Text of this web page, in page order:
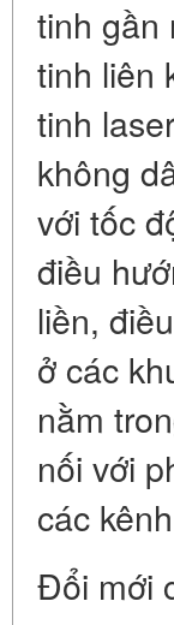
tinh gần
tinh liên
tinh
không
với tốc
điều
liền,
ở các
nằm
nối với
các
Đổi mới